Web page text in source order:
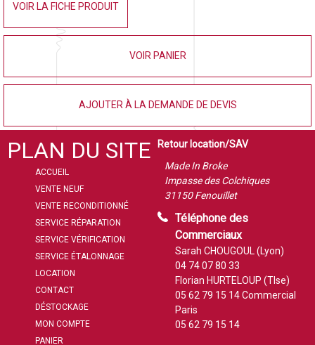
VOIR LA FICHE PRODUIT
VOIR PANIER
AJOUTER À LA DEMANDE DE DEVIS
PLAN DU SITE
ACCUEIL
VENTE NEUF
VENTE RECONDITIONNÉ
SERVICE RÉPARATION
SERVICE VÉRIFICATION
SERVICE ÉTALONNAGE
LOCATION
CONTACT
DÉSTOCKAGE
MON COMPTE
PANIER
Retour location/SAV
Made In Broke
Impasse des Colchiques
31150 Fenouillet
Téléphone des
Commerciaux
Sarah CHOUGOUL (Lyon)
04 74 07 80 33
Florian HURTELOUP (Tlse)
05 62 79 15 14Commercial
Paris
05 62 79 15 14